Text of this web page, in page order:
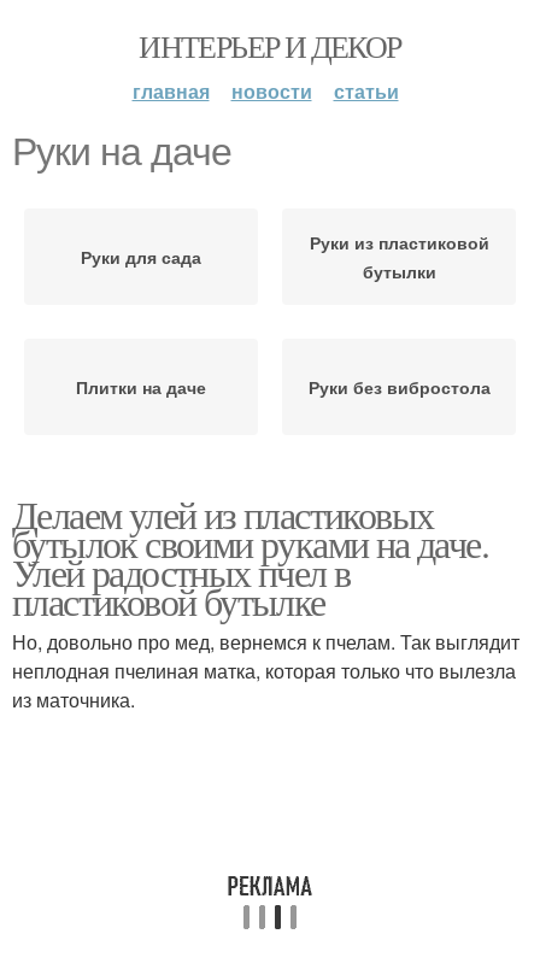
ИНТЕРЬЕР И ДЕКОР
главная новости статьи
Руки на даче
Руки для сада
Руки из пластиковой
бутылки
Плитки на даче Руки без вибростола
Делаем улей из пластиковых
бутылок своими руками на даче.
Улей радостных пчел в
пластиковой бутылке
Но, довольно про мед, вернемся к пчелам. Так выглядит
неплодная пчелиная матка, которая только что вылезла
из маточника.